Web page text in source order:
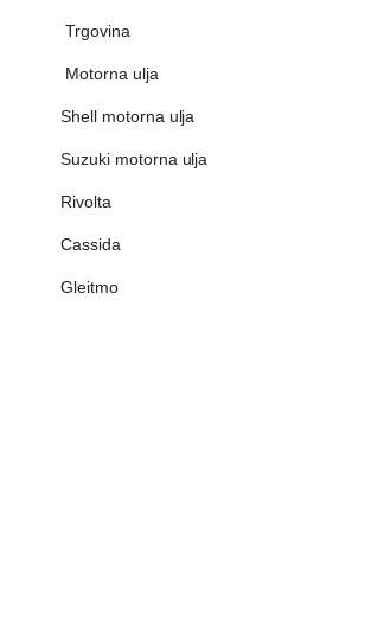
‏‏‎ ‏‏‎ ‎‎Trgovina‏‏‎ ‎
‏‏‎ ‎Rivolta‏‏‎ ‎
‏‏‎ ‎Cassida‏‏‎ ‎
‏‏‎ ‎Gleitmo‏‏‎ ‎